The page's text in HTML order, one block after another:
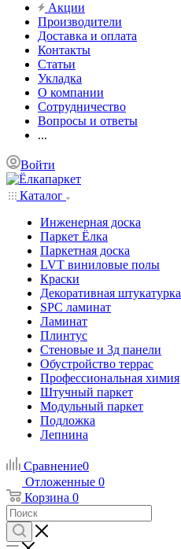
Акции
Производители
Доставка и оплата
Контакты
Статьи
Укладка
О компании
Сотрудничество
Вопросы и ответы
...
Войти
Каталог
Инженерная доска
Паркет Ёлка
Паркетная доска
LVT виниловые полы
Краски
Декоративная штукатурка
SPC ламинат
Ламинат
Плинтус
Стеновые и 3д панели
Обустройство террас
Профессиональная химия
Штучный паркет
Модульный паркет
Подложка
Лепнина
Сравнение0
Отложенные 0
Корзина 0